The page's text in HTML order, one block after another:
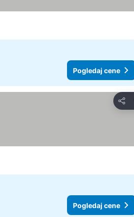
Pogledaj cene
Deli
Pogledaj cene